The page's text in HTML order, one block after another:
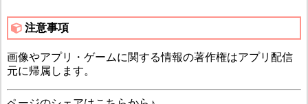
注意事項
画像やアプリ・ゲームに関する情報の著作権はアプリ配信
元に帰属します。